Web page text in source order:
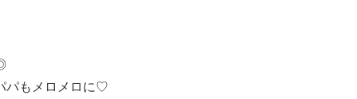
パもメロメロに♡